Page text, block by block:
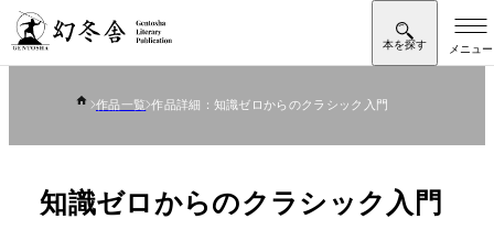
作品一覧 作品詳細：知識ゼロからのクラシック入門
知識ゼロからのクラシック入門